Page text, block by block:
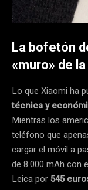
La bofetón
«muro» de
Lo que Xiaomi ha
técnica y
Mientras los
teléfono que
cargar el móvil a
de 8.000 mAh con
Leica por545